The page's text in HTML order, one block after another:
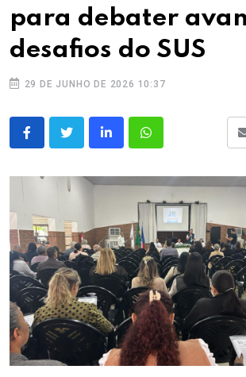
para debater
desafios do SUS
29 DE JUNHO DE 2026 10:37